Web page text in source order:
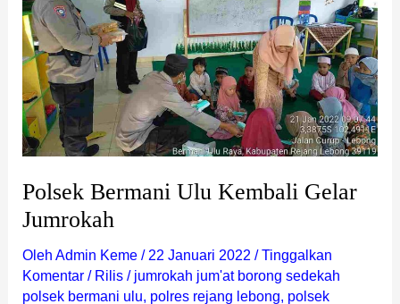
Polsek Bermani Ulu Kembali Gelar
Jumrokah
Oleh Admin Keme / 22 Januari 2022 /Tinggalkan
Komentar / Rilis/ jumrokah jum'at borong sedekah
polsek bermani ulu, polres rejang lebong, polsek
Ulu
Kembali
Gelar
Jumrokah